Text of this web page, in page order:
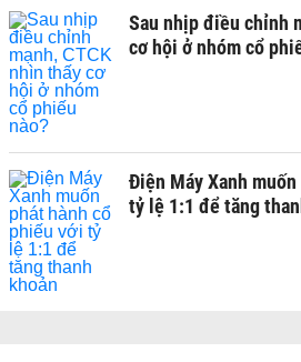
Sau nhịp điều chỉnh
cơ hội ở nhóm cổ
Điện Máy Xanh
tỷ lệ 1:1 để tăng